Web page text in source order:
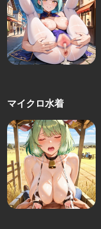
マイクロ水着